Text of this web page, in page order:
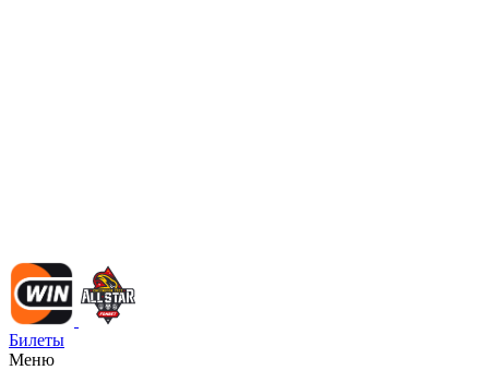
Билеты
Меню